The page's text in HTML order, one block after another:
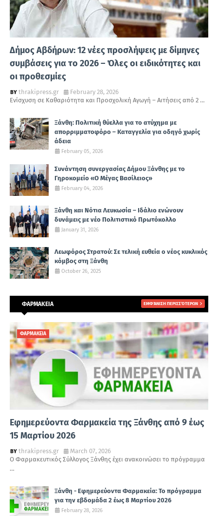
Δήμος Αβδήρων: 12 νέες προσλήψεις με δίμηνες
συμβάσεις για το 2026 – Όλες οι ειδικότητες και
οι προθεσμίες
thrakipress.gr
February 28, 2026
Ενίσχυση σε Καθαριότητα και Προσχολική Αγωγή – Αιτήσεις από 2 …
Ξάνθη: Πολιτική θύελλα για το ατύχημα με
απορριμματοφόρο – Καταγγελία για οδηγό χωρίς
άδεια
February 05, 2026
Συνάντηση συνεργασίας Δήμου Ξάνθης με το
Γηροκομείο «Ο Μέγας Βασίλειος»
February 04, 2026
Ξάνθη και Νότια Λευκωσία – Ιδάλιο ενώνουν
δυνάμεις με νέο Πολιτιστικό Πρωτόκολλο
January 31, 2026
Λεωφόρος Στρατού: Σε τελική ευθεία ο νέος κυκλικός
κόμβος στη Ξάνθη
October 26, 2025
ΦΑΡΜΑΚΕΙΑ ΕΜΦΆΝΙΣΗ ΠΕΡΙΣΣΌΤΕΡΩΝ
ΦΑΡΜΑΚΕΙΑ
Εφημερεύοντα Φαρμακεία της Ξάνθης από 9 έως
15 Μαρτίου 2026
thrakipress.gr
March 07, 2026
Ο Φαρμακευτικός Σύλλογος Ξάνθης έχει ανακοινώσει το πρόγραμμα
…
Ξάνθη - Εφημερεύοντα Φαρμακεία: Το πρόγραμμα
για την εβδομάδα 2 έως 8 Μαρτίου 2026
February 28, 2026